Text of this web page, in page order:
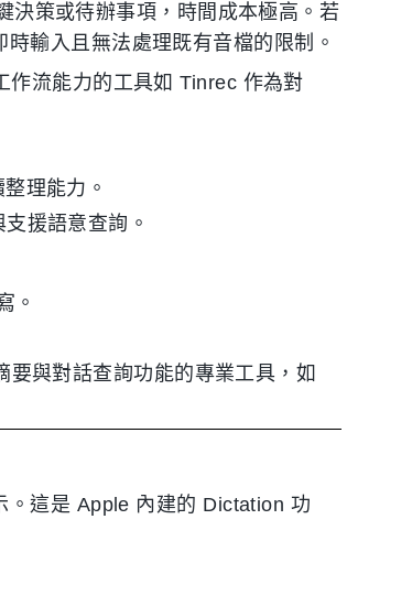
決策或待辦事項，時間成本極高。若
輸入且無法處理既有音檔的限制。
作流能力的工具如 Tinrec 作為對
理能力。
援語意查詢。
。
要與對話查詢功能的專業工具，如
。這是 Apple 內建的 Dictation 功